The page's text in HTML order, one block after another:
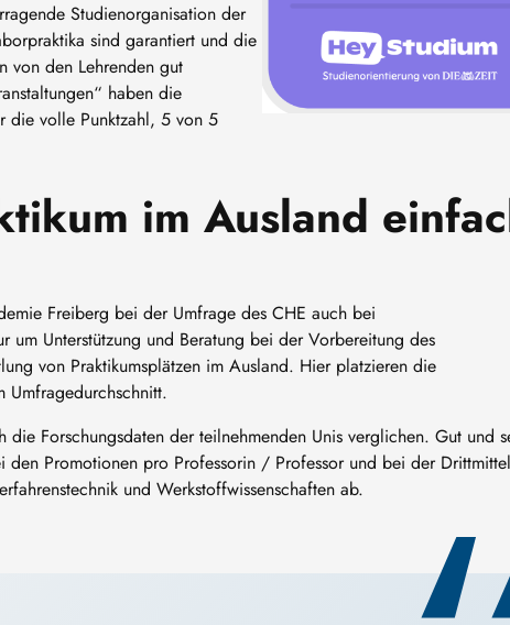
Studienorganisation der
sind garantiert und die
von den Lehrenden gut
haben die
die volle Punktzahl, 5 von 5
im Ausland
Freiberg bei der Umfrage des CHE auch bei
um Unterstützung und Beratung bei der Vorbereitung des
von Praktikumsplätzen im Ausland. Hier platzieren die
Umfragedurchschnitt.
Forschungsdaten der teilnehmenden Unis verglichen. Gut und
den Promotionen pro Professorin / Professor und bei der
und Werkstoffwissenschaften ab.